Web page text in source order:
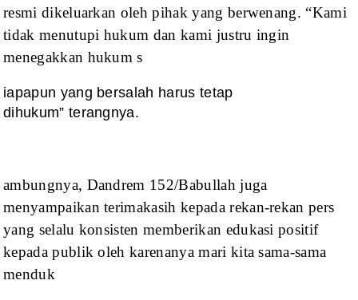
resmi dikeluarkan oleh pihak yang berwenang. “Kami
tidak menutupi hukum dan kami justru ingin
menegakkan hukum s
iapapun yang bersalah harus tetap
dihukum” terangnya.
ambungnya, Dandrem 152/Babullah juga
menyampaikan terimakasih kepada rekan-rekan pers
yang selalu konsisten memberikan edukasi positif
kepada publik oleh karenanya mari kita sama-sama
menduk